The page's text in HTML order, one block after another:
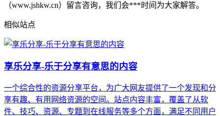
（www.jshkw.cn）留言咨询，我们会***时间为大家解答。
相似站点
享乐分享-乐于分享有意思的内容
一个综合性的资源分享平台，为广大网友提供了一个发现和分
享有趣、有用网络资源的空间。站点内容丰富，覆盖了从软
件、技巧、资源、专题到在线服务等多个方面，满足不同用户